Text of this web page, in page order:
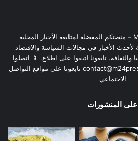
مرحبًا بكم في M24 Press – منصتكم المفضلة لمتابعة الأخبار المحلية
الأخبار في مجالات السياسة والاقتصاد
والثقافة. تابعونا لتبقوا على اطلاع. 📱 اتصلوا
تابعونا على مواقع التواصل
الاجتماعي
على المنشورات